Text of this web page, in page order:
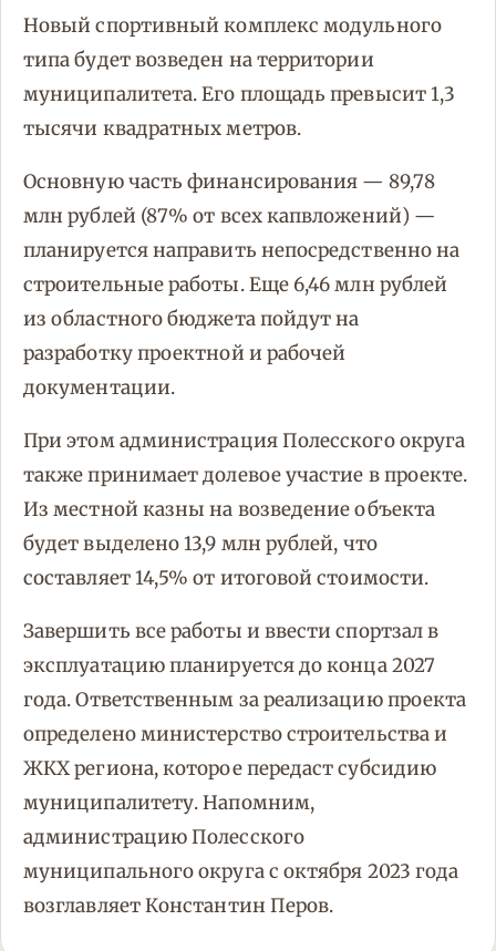
Новый спортивный комплекс модульного
типа будет возведен на территории
муниципалитета. Его площадь превысит 1,3
тысячи квадратных метров.
Основную часть финансирования — 89,78
млн рублей (87% от всех капвложений) —
планируется направить непосредственно на
строительные работы. Еще 6,46 млн рублей
из областного бюджета пойдут на
разработку проектной и рабочей
документации.
При этом администрация Полесского округа
также принимает долевое участие в проекте.
Из местной казны на возведение объекта
будет выделено 13,9 млн рублей, что
составляет 14,5% от итоговой стоимости.
Завершить все работы и ввести спортзал в
эксплуатацию планируется до конца 2027
года. Ответственным за реализацию проекта
определено министерство строительства и
ЖКХ региона, которое передаст субсидию
муниципалитету. Напомним,
администрацию Полесского
муниципального округа с октября 2023 года
возглавляет Константин Перов.